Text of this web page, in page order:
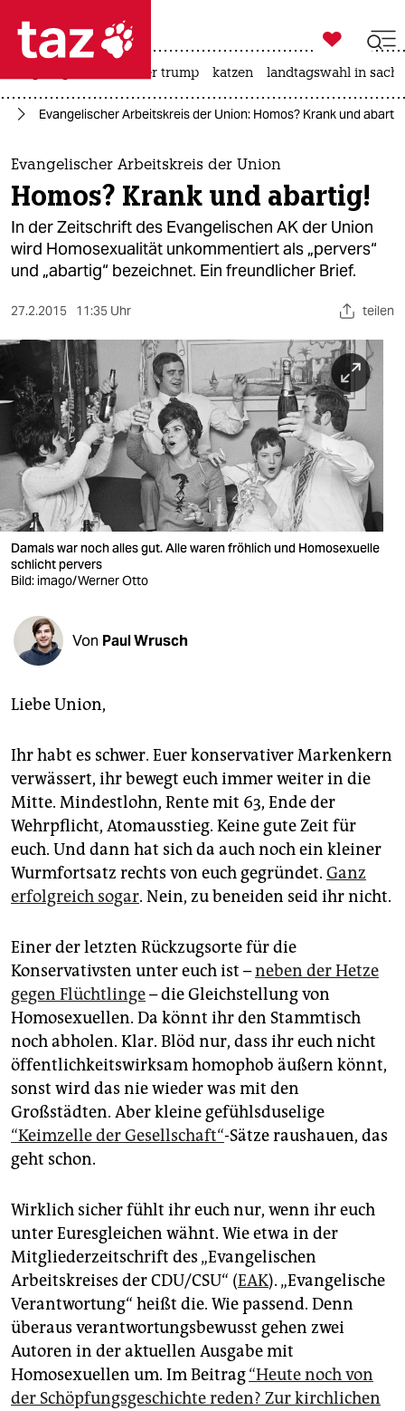
 taz zahl ich
taz zahl ich
themen
politik
öko
gesellschaft
sport
berlin
nord
wahrheit
verlag
verlag
shop
fragen & hilfe
unterstützen
abo
genossenschaft
epaper login

taz zahl ich
usa unter trump katzen landtagswahl in
Evangelischer Arbeitskreis der Union: Homos? Krank und
Evangelischer Arbeitskreis der Union
Homos? Krank und abartig!
In der Zeitschrift des Evangelischen AK der Union
wird Homosexualität unkommentiert als „pervers“
und „abartig“ bezeichnet. Ein freundlicher Brief.
27.2.2015 11:35 Uhr teilen
Damals war noch alles gut. Alle waren fröhlich und Homosexuelle
schlicht pervers
Bild: imago/Werner Otto
Von Paul Wrusch
Liebe Union,
Ihr habt es schwer. Euer konservativer Markenkern
verwässert, ihr bewegt euch immer weiter in die
Mitte. Mindestlohn, Rente mit 63, Ende der
Wehrpflicht, Atomausstieg. Keine gute Zeit für
euch. Und dann hat sich da auch noch ein kleiner
Wurmfortsatz rechts von euch gegründet. Ganz
erfolgreich sogar. Nein, zu beneiden seid ihr nicht.
Einer der letzten Rückzugsorte für die
Konservativsten unter euch ist –neben der Hetze
gegen Flüchtlinge– die Gleichstellung von
Homosexuellen. Da könnt ihr den Stammtisch
noch abholen. Klar. Blöd nur, dass ihr euch nicht
öffentlichkeitswirksam homophob äußern könnt,
sonst wird das nie wieder was mit den
Großstädten. Aber kleine gefühlsduselige
“Keimzelle der Gesellschaft“-Sätze raushauen, das
geht schon.
Wirklich sicher fühlt ihr euch nur, wenn ihr euch
unter Euresgleichen wähnt. Wie etwa in der
Mitgliederzeitschrift des „Evangelischen
Arbeitskreises der CDU/CSU“ (EAK). „Evangelische
Verantwortung“ heißt die. Wie passend. Denn
überaus verantwortungsbewusst gehen zwei
Autoren in der aktuellen Ausgabe mit
Homosexuellen um. Im Beitrag“Heute noch von
der Schöpfungsgeschichte reden? Zur kirchlichen